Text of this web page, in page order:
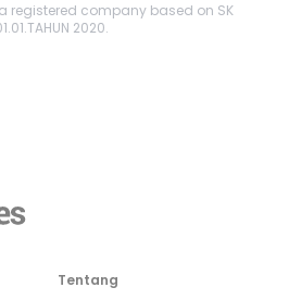
registered company based on SK
2020.
Tentang